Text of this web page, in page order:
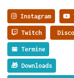
Instagram
Twitch
📅 Termine
🎁 Downloads